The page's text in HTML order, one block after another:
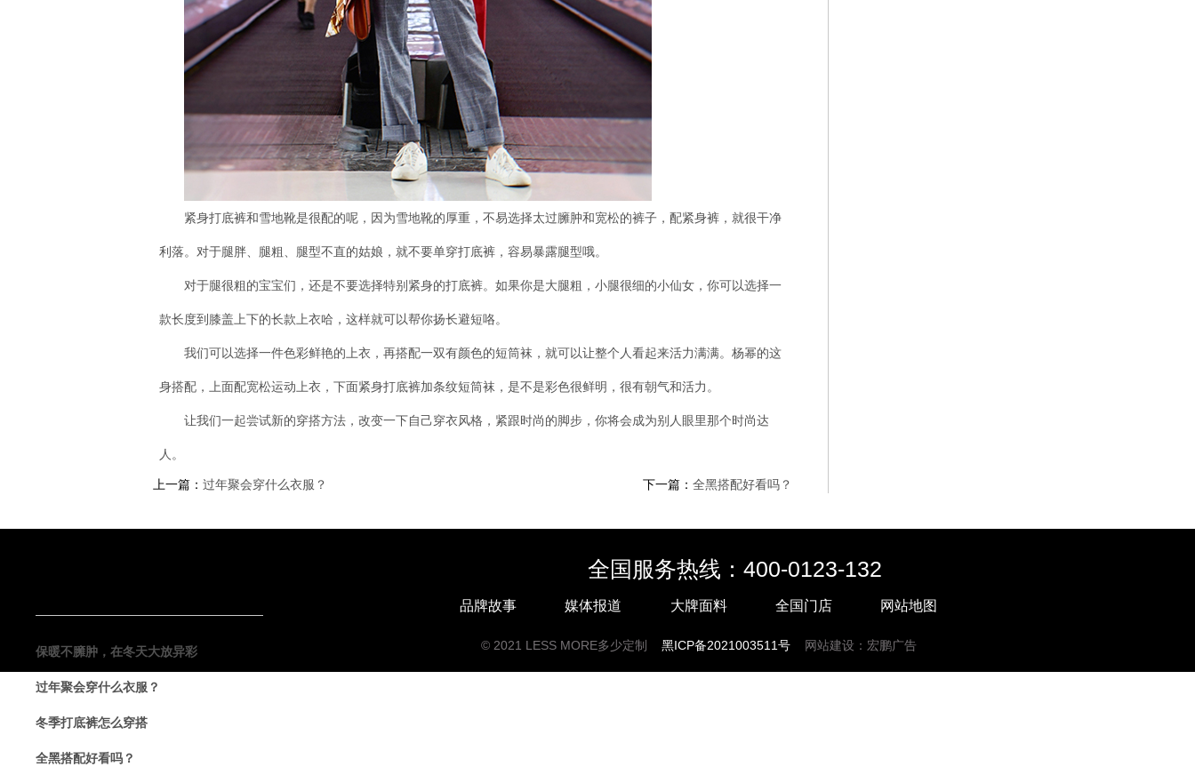
紧身打底裤和雪地靴是很配的呢，因为雪地靴的厚重，不易选择太过臃肿和宽松的裤子，配紧身裤，就很干净
利落。对于腿胖、腿粗、腿型不直的姑娘，就不要单穿打底裤，容易暴露腿型哦。
对于腿很粗的宝宝们，还是不要选择特别紧身的打底裤。如果你是大腿粗，小腿很细的小仙女，你可以选择一
款长度到膝盖上下的长款上衣哈，这样就可以帮你扬长避短咯。
我们可以选择一件色彩鲜艳的上衣，再搭配一双有颜色的短筒袜，就可以让整个人看起来活力满满。杨幂的这
身搭配，上面配宽松运动上衣，下面紧身打底裤加条纹短筒袜，是不是彩色很鲜明，很有朝气和活力。
让我们一起尝试新的穿搭方法，改变一下自己穿衣风格，紧跟时尚的脚步，你将会成为别人眼里那个时尚达
人。
上一篇： 过年聚会穿什么衣服？ 下一篇： 全黑搭配好看吗？
保暖不臃肿，在冬天大放异彩
过年聚会穿什么衣服？
冬季打底裤怎么穿搭
全黑搭配好看吗？
全国服务热线：400-0123-132
品牌故事 媒体报道 大牌面料 全国门店 网站地图
© 2021 LESS MORE多少定制 黑ICP备2021003511号网站建设：宏鹏广告